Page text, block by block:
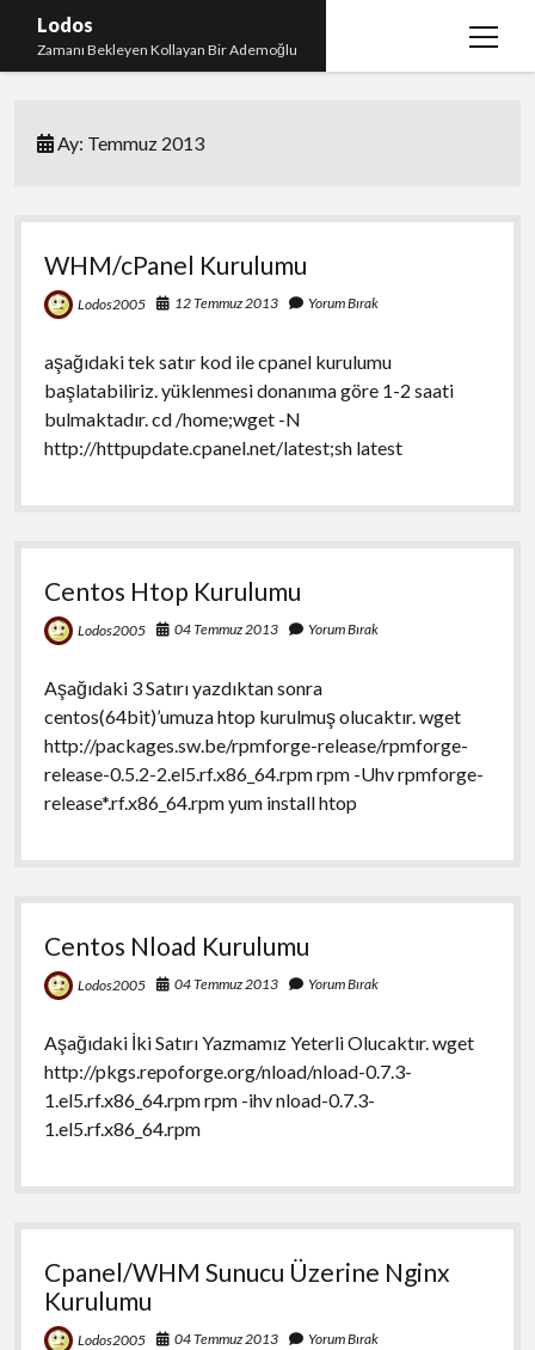
Lodos
Zamanı Bekleyen Kollayan Bir Ademoğlu
menüyü
test
Ay: Temmuz 2013
WHM/cPanel Kurulumu
Lodos2005 12 Temmuz 2013 Yorum Bırak
aşağıdaki tek satır kod ile cpanel kurulumu
başlatabiliriz. yüklenmesi donanıma göre 1-2 saati
bulmaktadır. cd /home;wget -N
http://httpupdate.cpanel.net/latest;sh latest
Centos Htop Kurulumu
Lodos2005 04 Temmuz 2013 Yorum Bırak
Aşağıdaki 3 Satırı yazdıktan sonra
centos(64bit)’umuza htop kurulmuş olucaktır. wget
http://packages.sw.be/rpmforge-release/rpmforge-
release-0.5.2-2.el5.rf.x86_64.rpm rpm -Uhv rpmforge-
release*.rf.x86_64.rpm yum install htop
Centos Nload Kurulumu
Lodos2005 04 Temmuz 2013 Yorum Bırak
Aşağıdaki İki Satırı Yazmamız Yeterli Olucaktır. wget
http://pkgs.repoforge.org/nload/nload-0.7.3-
1.el5.rf.x86_64.rpm rpm -ihv nload-0.7.3-
1.el5.rf.x86_64.rpm
Cpanel/WHM Sunucu Üzerine Nginx
Kurulumu
Lodos2005 04 Temmuz 2013 Yorum Bırak